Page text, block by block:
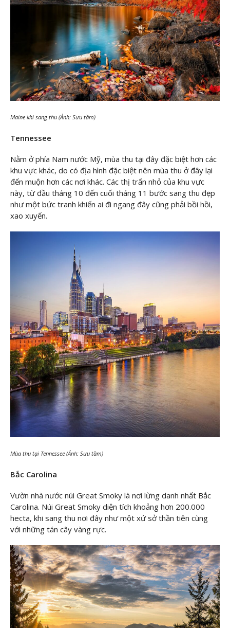
Maine khi sang thu (Ảnh: Sưu tầm)
Tennessee
Nằm ở phía Nam nước Mỹ, mùa thu tại đây đặc biệt hơn các
khu vực khác, do có địa hình đặc biệt nên mùa thu ở đây lại
đến muộn hơn các nơi khác. Các thị trấn nhỏ của khu vực
này, từ đầu tháng 10 đến cuối tháng 11 bước sang thu đẹp
như một bức tranh khiến ai đi ngang đây cũng phải bồi hồi,
xao xuyến.
Mùa thu tại Tennessee (Ảnh: Sưu tầm)
Bắc Carolina
Vườn nhà nước núi Great Smoky là nơi lừng danh nhất Bắc
Carolina. Núi Great Smoky diện tích khoảng hơn 200.000
hecta, khi sang thu nơi đây như một xứ sở thần tiên cùng
với những tán cây vàng rực.